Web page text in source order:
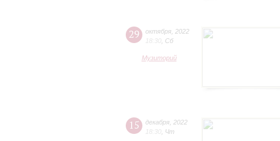
29 октября 2022
18:30 Сб
Музиторий
15 декабря 2022
18:30 Чт